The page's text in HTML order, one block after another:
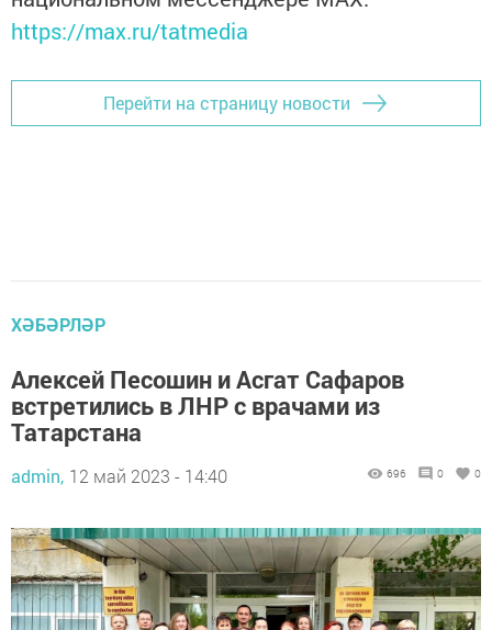
https://max.ru/tatmedia
Перейти на страницу новости
ХӘБӘРЛӘР
Алексей Песошин и Асгат Сафаров
встретились в ЛНР с врачами из
Татарстана
admin, 12 май 2023 - 14:40 696 0 0